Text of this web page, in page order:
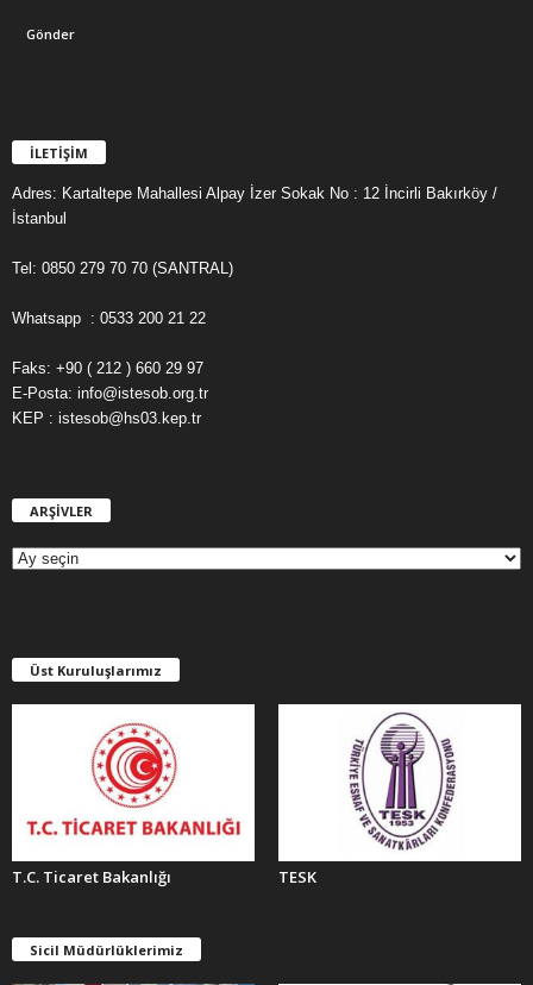
İLETİŞİM
Adres: Kartaltepe Mahallesi Alpay İzer Sokak No : 12 İncirli Bakırköy /
İstanbul
Tel: 0850 279 70 70 (SANTRAL)
Whatsapp : 0533 200 21 22
Faks: +90 ( 212 ) 660 29 97
E-Posta: info@istesob.org.tr
KEP : istesob@hs03.kep.tr
ARŞİVLER
E
R
Üst Kuruluşlarımız
T.C. Ticaret Bakanlığı TESK
Sicil Müdürlüklerimiz